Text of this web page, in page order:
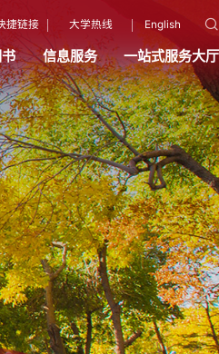
捷链接 大学热线 English
信息服务 一站式服务大厅